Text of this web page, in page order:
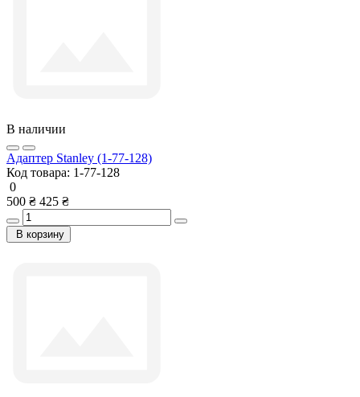
В наличии
Адаптер Stanley (1-77-128)
Код товара: 1-77-128
0
500 ₴ 425 ₴
В корзину